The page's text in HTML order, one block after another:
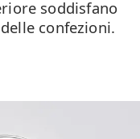
soddisfano
confezioni.